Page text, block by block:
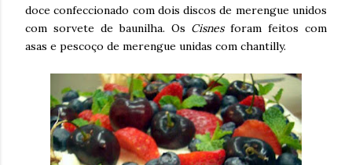
doce confeccionado com dois discos de merengue unidos
com sorvete de baunilha. Os Cisnesforam feitos com
asas e pescoço de merengue unidas com chantilly.